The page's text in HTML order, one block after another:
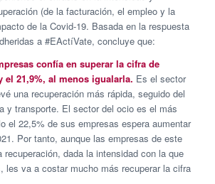
(de la facturación, el empleo y la
de la Covid-19. Basada en la respuesta
a #EActíVate, concluye que:
confía en superar la cifra de
el 21,9%, al menos igualarla. Es el sector
una recuperación más rápida, seguido del
y transporte. El sector del ocio es el más
el 22,5% de sus empresas espera aumentar
Por tanto, aunque las empresas de este
recuperación, dada la intensidad con la que
les va a costar mucho más recuperar la cifra